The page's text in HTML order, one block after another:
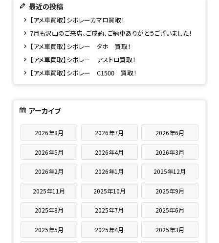
最近の投稿
【アメ車買取】シボレーカマロ買取！
7月も沢山のご来店、ご成約、ご納車ありがとうございました！
【アメ車買取】シボレー タホ 買取！
【アメ車買取】シボレー アストロ買取！
【アメ車買取】シボレー C1500 買取！
アーカイブ
2026年8月 2026年7月 2026年6月
2026年5月 2026年4月 2026年3月
2026年2月 2026年1月 2025年12月
2025年11月 2025年10月 2025年9月
2025年8月 2025年7月 2025年6月
2025年5月 2025年4月 2025年3月